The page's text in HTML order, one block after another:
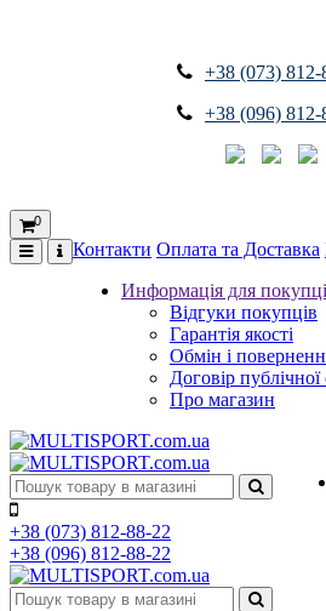
+38 (073) 812-
+38 (096) 812-
0
Контакти Оплата та Доставка
Информація для
Відгуки покупців
Гарантія якості
Обмін і
Договір
Про магазин
+38 (073) 812-88-22
+38 (096) 812-88-22